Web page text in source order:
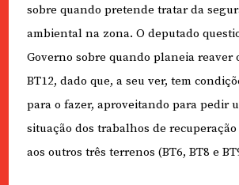
sobre quando pretende tratar da
ambiental na zona. O deputado
Governo sobre quando planeia reaver
BT12, dado que, a seu ver, tem
para o fazer, aproveitando para pedir
situação dos trabalhos de
aos outros três terrenos (BT6, BT8 e